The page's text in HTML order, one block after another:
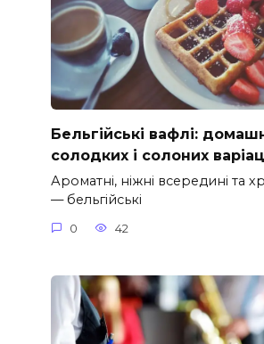
Бельгійські вафлі:
солодких і солоних
Ароматні, ніжні всередині та
— бельгійські
0 42